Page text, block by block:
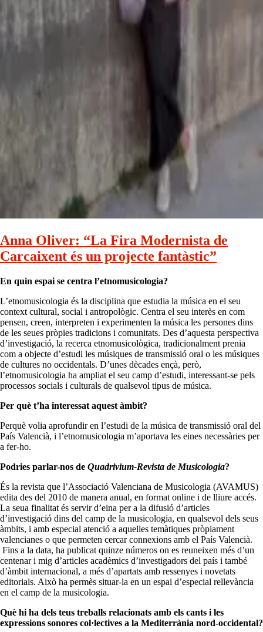
Anna Oliver: “La Fira Modernista de
Carcaixent és un projecte fantàstic”
En quin espai se centra l’etnomusicologia?
L’etnomusicologia és la disciplina que estudia la música en el seu
context cultural, social i antropològic. Centra el seu interès en com
pensen, creen, interpreten i experimenten la música les persones dins
de les seues pròpies tradicions i comunitats. Des d’aquesta perspectiva
d’investigació, la recerca etnomusicològica, tradicionalment prenia
com a objecte d’estudi les músiques de transmissió oral o les músiques
de cultures no occidentals. D’unes dècades ençà, però,
l’etnomusicologia ha ampliat el seu camp d’estudi, interessant-se pels
processos socials i culturals de qualsevol tipus de música.
Per què t’ha interessat aquest àmbit?
Perquè volia aprofundir en l’estudi de la música de transmissió oral del
País Valencià, i l’etnomusicologia m’aportava les eines necessàries per
a fer-ho.
Podries parlar-nos de Quadrivium-Revista de Musicologia?
És la revista que l’Associació Valenciana de Musicologia (AVAMUS)
edita des del 2010 de manera anual, en format online i de lliure accés.
La seua finalitat és servir d’eina per a la difusió d’articles
d’investigació dins del camp de la musicologia, en qualsevol dels seus
àmbits, i amb especial atenció a aquelles temàtiques pròpiament
valencianes o que permeten cercar connexions amb el País Valencià.
Fins a la data, ha publicat quinze números on es reuneixen més d’un
centenar i mig d’articles acadèmics d’investigadors del país i també
d’àmbit internacional, a més d’apartats amb ressenyes i novetats
editorials. Això ha permès situar-la en un espai d’especial rellevància
en el camp de la musicologia.
Què hi ha dels teus treballs relacionats amb els cants i les
expressions sonores col·lectives a la Mediterrània nord-occidental?